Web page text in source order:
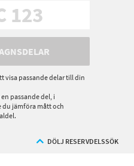
visa passande delar till din
passande del, i
jämföra mått och
DÖLJ RESERVDELSSÖK